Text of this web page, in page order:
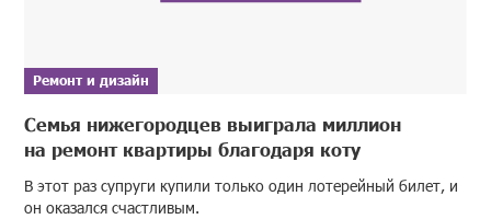
Ремонт и дизайн
Семья нижегородцев выиграла миллион
на ремонт квартиры благодаря коту
В этот раз супруги купили только один лотерейный билет, и
он оказался счастливым.